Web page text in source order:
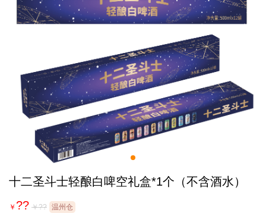
十二圣斗士轻酿白啤空礼盒*1个（不含酒水）
￥ ?? ￥?? 温州仓